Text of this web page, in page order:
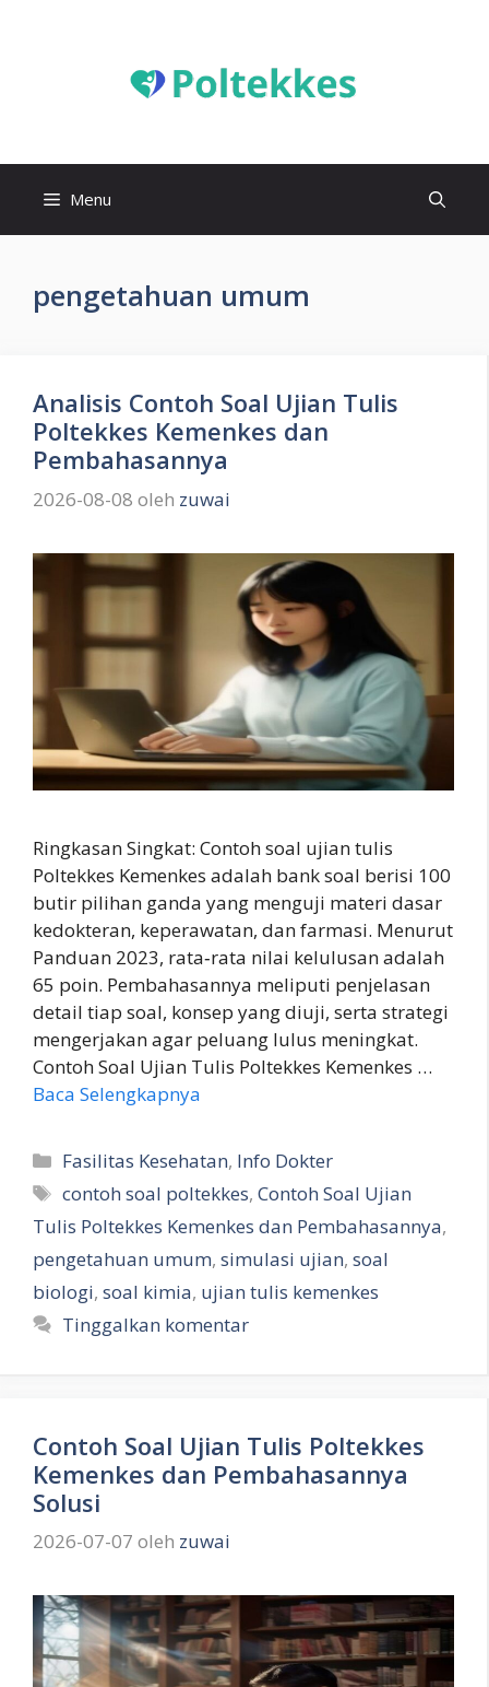
Menu
pengetahuan umum
Analisis Contoh Soal Ujian Tulis
Poltekkes Kemenkes dan
Pembahasannya
2026-08-08 oleh zuwai
Ringkasan Singkat: Contoh soal ujian tulis
Poltekkes Kemenkes adalah bank soal berisi 100
butir pilihan ganda yang menguji materi dasar
kedokteran, keperawatan, dan farmasi. Menurut
Panduan 2023, rata‑rata nilai kelulusan adalah
65 poin. Pembahasannya meliputi penjelasan
detail tiap soal, konsep yang diuji, serta strategi
mengerjakan agar peluang lulus meningkat.
Contoh Soal Ujian Tulis Poltekkes Kemenkes …
Baca Selengkapnya
Kategori
Fasilitas Kesehatan, Info Dokter
Tag
contoh soal poltekkes,Contoh Soal Ujian
Tulis Poltekkes Kemenkes dan Pembahasannya,
pengetahuan umum, simulasi ujian, soal
biologi, soal kimia, ujian tulis kemenkes
Tinggalkan komentar
Contoh Soal Ujian Tulis Poltekkes
Kemenkes dan Pembahasannya
Solusi
2026-07-07 oleh zuwai